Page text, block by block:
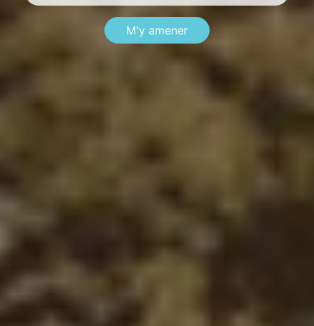
M'y amener